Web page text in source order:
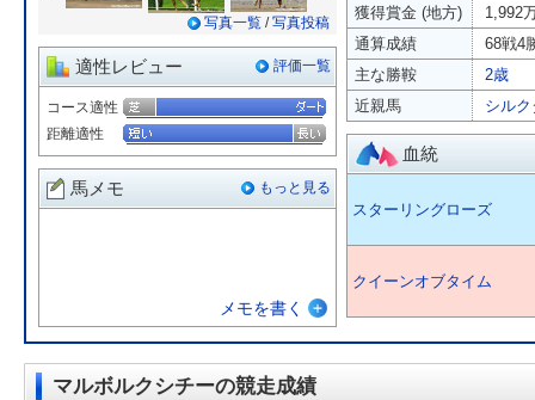
写真一覧 /写真投稿
適性レビュー 評価一覧
コース適性
距離適性
馬メモ もっと見る
メモを書く
獲得賞金 (地方)
1,992
通算成績
68戦4
主な勝鞍
2歳
近親馬
シル
血統
スターリングローズ
クイーンオブタイム
マルボルクシチーの競走成績